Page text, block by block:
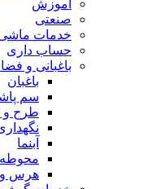
آموزش
صنعتی
خدمات ماشی
حساب داری
باغبانی و
باغبان
سم
طرح و
آبنما
هرس و